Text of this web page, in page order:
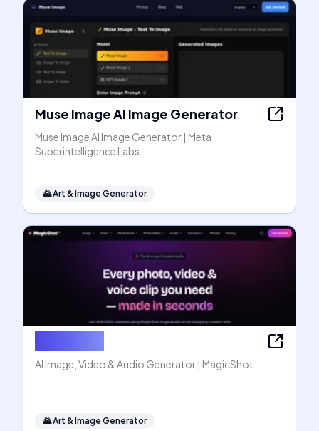
Muse Image AI Image Generator
Muse Image AI Image Generator | Meta
Superintelligence Labs
🌄Art & Image Generator
AI Image, Video & Audio Generator | MagicShot
🌄Art & Image Generator